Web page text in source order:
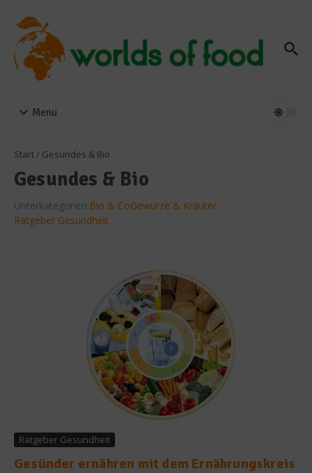
Menu
Start/ Gesundes & Bio
Gesundes & Bio
Unterkategorien:Bio & CoGewürze & Kräuter
Ratgeber Gesundheit
Ratgeber Gesundheit
Gesünder ernähren mit dem Ernährungskreis